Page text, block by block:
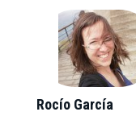
Rocío García